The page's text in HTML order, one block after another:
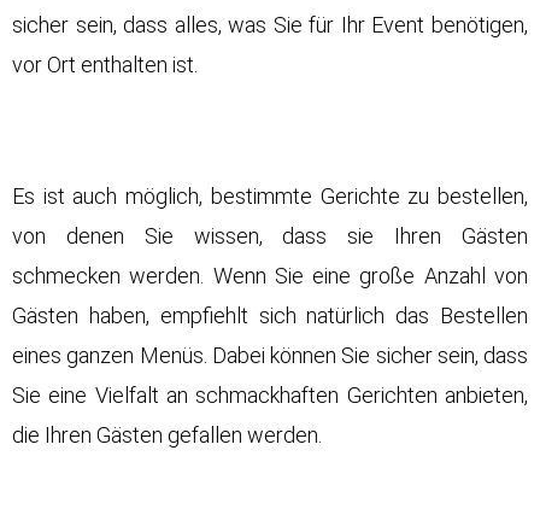
sicher sein, dass alles, was Sie für Ihr Event benötigen,
vor Ort enthalten ist.
Es ist auch möglich, bestimmte Gerichte zu bestellen,
von denen Sie wissen, dass sie Ihren Gästen
schmecken werden. Wenn Sie eine große Anzahl von
Gästen haben, empfiehlt sich natürlich das Bestellen
eines ganzen Menüs. Dabei können Sie sicher sein, dass
Sie eine Vielfalt an schmackhaften Gerichten anbieten,
die Ihren Gästen gefallen werden.